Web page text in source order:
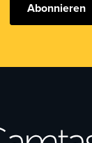
Abonnieren